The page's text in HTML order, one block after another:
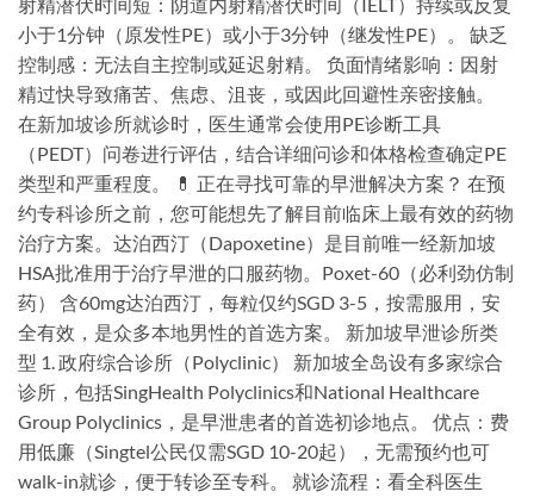
射精潜伏时间短：阴道内射精潜伏时间（IELT）持续或反复
小于1分钟（原发性PE）或小于3分钟（继发性PE）。 缺乏
控制感：无法自主控制或延迟射精。 负面情绪影响：因射
精过快导致痛苦、焦虑、沮丧，或因此回避性亲密接触。
在新加坡诊所就诊时，医生通常会使用PE诊断工具
（PEDT）问卷进行评估，结合详细问诊和体格检查确定PE
类型和严重程度。 💊 正在寻找可靠的早泄解决方案？ 在预
约专科诊所之前，您可能想先了解目前临床上最有效的药物
治疗方案。达泊西汀（Dapoxetine）是目前唯一经新加坡
HSA批准用于治疗早泄的口服药物。Poxet-60（必利劲仿制
药） 含60mg达泊西汀，每粒仅约SGD 3-5，按需服用，安
全有效，是众多本地男性的首选方案。 新加坡早泄诊所类
型 1. 政府综合诊所（Polyclinic） 新加坡全岛设有多家综合
诊所，包括SingHealth Polyclinics和National Healthcare
Group Polyclinics，是早泄患者的首选初诊地点。 优点：费
用低廉（Singtel公民仅需SGD 10-20起），无需预约也可
walk-in就诊，便于转诊至专科。 就诊流程：看全科医生